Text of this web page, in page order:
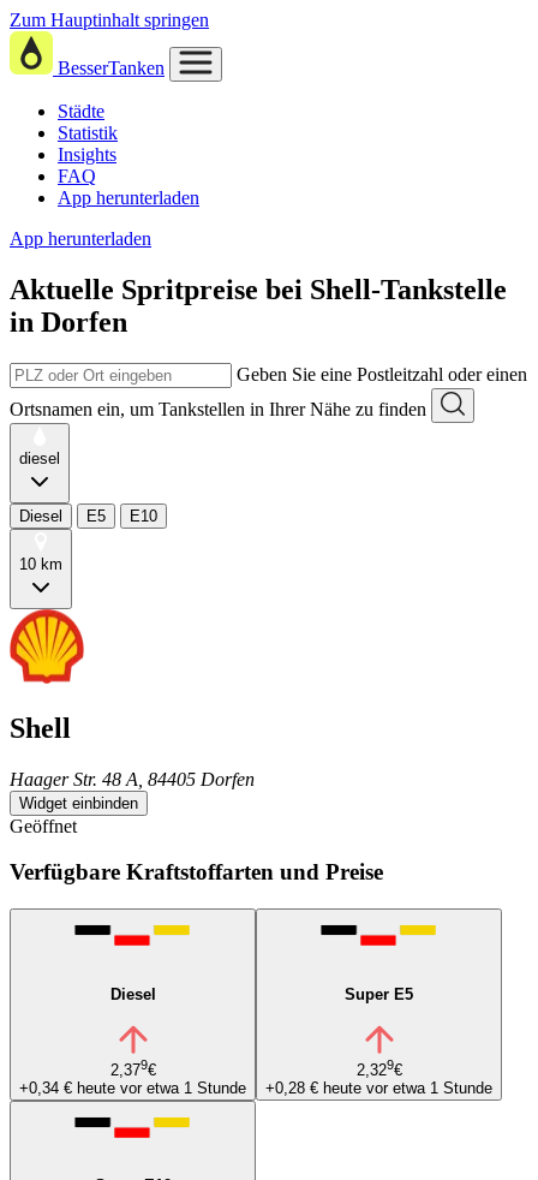
Zum Hauptinhalt springen
BesserTanken
Städte
Statistik
Insights
FAQ
App herunterladen
App herunterladen
Aktuelle Spritpreise bei Shell-Tankstelle
in Dorfen
Geben Sie eine Postleitzahl oder einen
Ortsnamen ein, um Tankstellen in Ihrer Nähe zu finden
diesel
Diesel E5 E10
10 km
Shell
Haager Str. 48 A, 84405 Dorfen
Widget einbinden
Geöffnet
Verfügbare Kraftstoffarten und Preise
Diesel
2,379€
+0,34 € heute vor etwa 1 Stunde
Super E5
2,329€
+0,28 € heute vor etwa 1 Stunde